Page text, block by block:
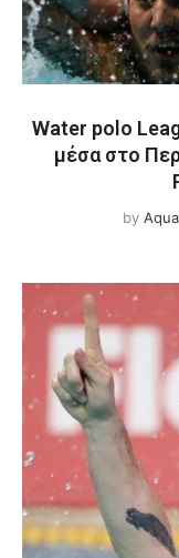
Water polo
μέσα στο
by